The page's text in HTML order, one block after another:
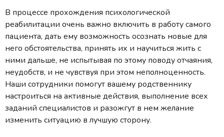
В процессе прохождения психологической
реабилитации очень важно включить в работу самого
пациента, дать ему возможность осознать новые для
него обстоятельства, принять их и научиться жить с
ними дальше, не испытывая по этому поводу отчаяния,
неудобств, и не чувствуя при этом неполноценность.
Наши сотрудники помогут вашему родственнику
настроиться на активные действия, выполнение всех
заданий специалистов и разожгут в нем желание
изменить ситуацию в лучшую сторону.